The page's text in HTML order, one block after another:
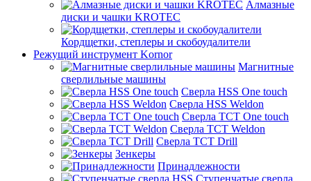
Алмазные
диски и чашки KROTEC
Кордщетки, степлеры и скобоудалители
Режущий инструмент Kornor
Магнитные
сверлильные машины
Сверла HSS One touch
Сверла HSS Weldon
Сверла TCT One touch
Сверла TCT Weldon
Сверла TCT Drill
Зенкеры
Принадлежности
Ступенчатые сверла